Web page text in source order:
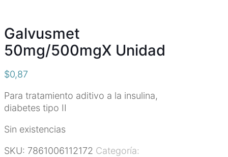
Galvusmet
50mg/500mgX Unidad
$0,87
Para tratamiento aditivo a la insulina,
diabetes tipo II
Sin existencias
SKU: 7861006112172 Categoría: